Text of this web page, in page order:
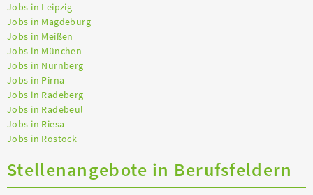
Jobs in Leipzig
Jobs in Magdeburg
Jobs in Meißen
Jobs in München
Jobs in Nürnberg
Jobs in Pirna
Jobs in Radeberg
Jobs in Radebeul
Jobs in Riesa
Jobs in Rostock
Stellenangebote in Berufsfeldern